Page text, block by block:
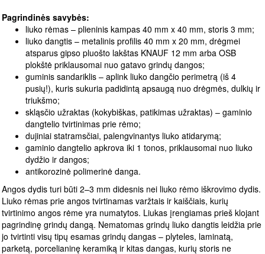
Pagrindinės savybės:
liuko rėmas – plieninis kampas 40 mm x 40 mm, storis 3 mm;
liuko dangtis – metalinis profilis 40 mm x 20 mm, drėgmei
atsparus gipso pluošto lakštas KNAUF 12 mm arba OSB
plokštė priklausomai nuo gatavo grindų dangos;
guminis sandariklis – aplink liuko dangčio perimetrą (iš 4
pusių!), kuris sukuria padidintą apsaugą nuo drėgmės, dulkių ir
triukšmo;
skląsčio užraktas (kokybiškas, patikimas užraktas) – gaminio
dangtelio tvirtinimas prie rėmo;
dujiniai statramsčiai, palengvinantys liuko atidarymą;
gaminio dangtelio apkrova iki 1 tonos, priklausomai nuo liuko
dydžio ir dangos;
antikorozinė polimerinė danga.
Angos dydis turi būti 2–3 mm didesnis nei liuko rėmo iškrovimo dydis.
Liuko rėmas prie angos tvirtinamas varžtais ir kaiščiais, kurių
tvirtinimo angos rėme yra numatytos. Liukas įrengiamas prieš klojant
pagrindinę grindų dangą. Nematomas grindų liuko dangtis leidžia prie
jo tvirtinti visų tipų esamas grindų dangas – plyteles, laminatą,
parketą, porcelianinę keramiką ir kitas dangas, kurių storis ne